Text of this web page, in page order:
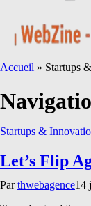
Accueil » Startups
Startups &
Let’s Flip
Par thwebagence14